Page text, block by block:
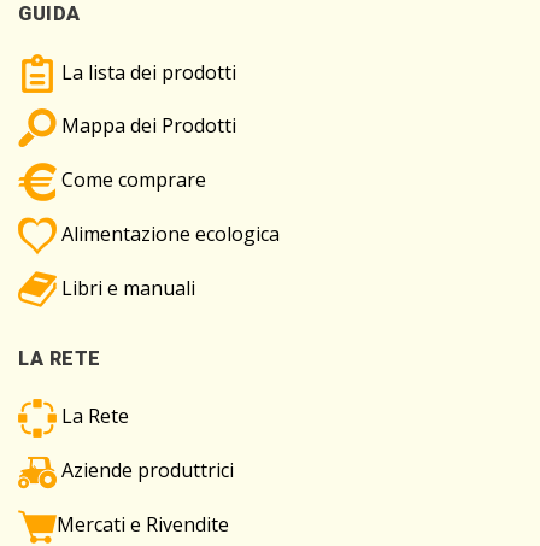
GUIDA
La lista dei prodotti
Mappa dei Prodotti
Come comprare
Alimentazione ecologica
Libri e manuali
LA RETE
La Rete
Aziende produttrici
Mercati e Rivendite